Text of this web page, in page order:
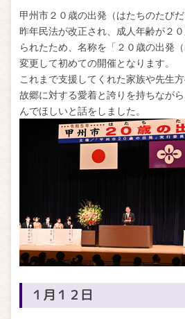
甲州市２０歳の出発（はたちのたび
昨年民法が改正され、成人年齢が２
られたため、名称を「２０歳の出発
変更して初めての開催となります。
これまで支援してくれた家族や先生
故郷に対する愛着と誇りを持ちなが
んでほしいと話をしました。
１月１２日